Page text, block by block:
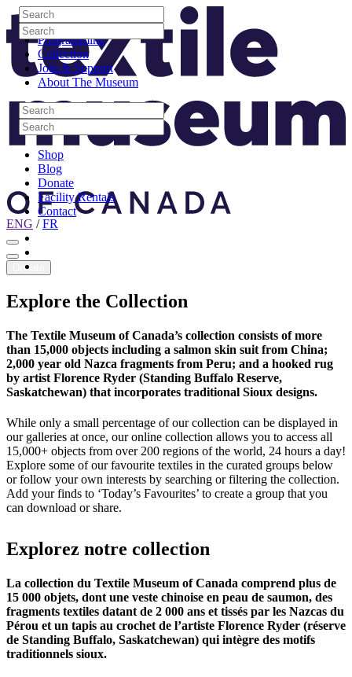
Skip to content
Visit
Programming
Collection
Join & Support
About The Museum
Search
Search
Search
Search
Shop
Blog
Donate
Facility Rentals
Contact
Youtube
Search
Search
Search
Search
Site Logo
ENG /FR
Donate
Explore the Collection
The Textile Museum of Canada’s collection consists of more
than 15,000 objects including a salmon skin suit from China;
2,000 year old Nazca fragments from Peru; and a hooked rug
by artist Florence Ryder (Standing Buffalo Reserve,
Saskatchewan) that incorporates traditional Sioux designs.
While only a small percentage of our collection can be displayed in
our galleries at once, our online collection allows you to access all
15,000+ objects from over 200 regions of the world, 24 hours a day!
Explore some of our favourite textiles in the curated groups below
or follow your own interests by searching or filtering the collection.
Add your finds to ‘Today’s Favourites’ to create a group that you
can download or share.
Explorez notre collection
La collection du Textile Museum of Canada comprend plus de
15 000 objets, dont une veste chinoise en peau de saumon, des
fragments textiles datant de 2 000 ans et tissés par les Nazcas du
Pérou et un tapis au crochet de l’artiste Florence Ryder (réserve
de Standing Buffalo, Saskatchewan) qui intègre des motifs
traditionnels sioux.